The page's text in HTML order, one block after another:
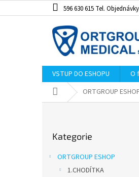
na
596 630 615 Tel. Objednávky
VSTUP DO ESHOPU O
Domů ORTGROUP
kategorie
Kategorie
ORTGROUP ESHOP
1.CHODÍTKA